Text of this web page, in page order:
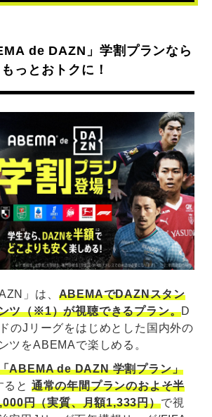
de DAZN」学割プランなら
もっとおトクに！
」は、 ABEMAでDAZNスタン
ツ（※1）が視聴できるプラン。D
のJリーグをはじめとした国内外の
ツをABEMAで楽しめる。
ABEMA de DAZN 学割プラン」
ると 通常の年間プランのおよそ半
円（実質、月額1,333円）で視